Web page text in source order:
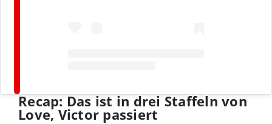
Recap: Das ist in drei Staffeln von
Love, Victor passiert